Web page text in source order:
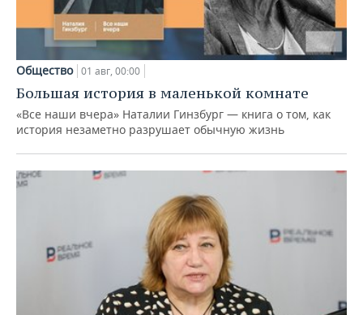
Общество 01 авг, 00:00
Большая история в маленькой комнате
«Все наши вчера» Наталии Гинзбург — книга о том, как
история незаметно разрушает обычную жизнь